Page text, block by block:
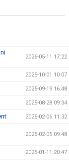
2026-05-11 17:22
2025-10-01 10:07
2025-09-19 16:48
2025-08-28 09:34
2025-02-06 11:32
2025-02-05 09:48
2025-01-11 20:47